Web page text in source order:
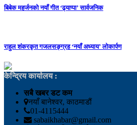
बिबेक महर्जनको नयाँ गीत ‘ढ्याप्पा’ सार्वजनिक
राहुल शंकरकृत गजलसङ्ग्रह ‘नयाँ अध्याय’ लोकार्पण
केन्द्रिय कार्यालय :
सबै खबर डट कम
नयाँ बानेश्वर, काठमाडौं
01-4115444
sabaikhabar@gmail.com